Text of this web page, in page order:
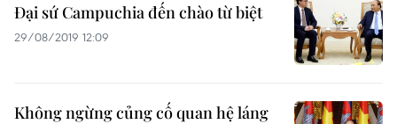
Đại sứ Campuchia đến chào từ biệt
29/08/2019 12:09
Không ngừng củng cố quan hệ láng